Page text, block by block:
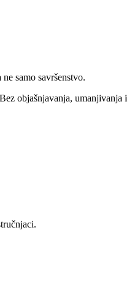
samo savršenstvo.
Bez objašnjavanja, umanjivanja i